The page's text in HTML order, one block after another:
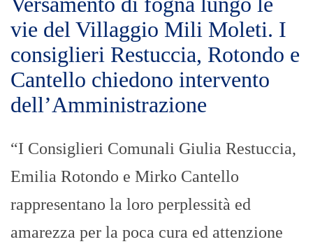
vie del Villaggio Mili Moleti. I
consiglieri Restuccia, Rotondo e
Cantello chiedono intervento
dell’Amministrazione
“I Consiglieri Comunali Giulia Restuccia,
Emilia Rotondo e Mirko Cantello
rappresentano la loro perplessità ed
amarezza per la poca cura ed attenzione